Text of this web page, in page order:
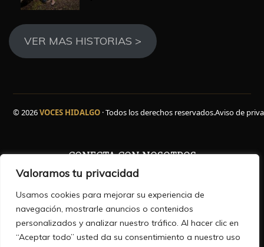
Valoramos tu privacidad
Usamos cookies para mejorar su experiencia de
navegación, mostrarle anuncios o contenidos
personalizados y analizar nuestro tráfico. Al hacer clic en
“Aceptar todo” usted da su consentimiento a nuestro uso
VER MAS HISTORIAS >
© 2026VOCES HIDALGO · Todos los derechos reservados.Aviso de
CONECTA CON NOSOTROS
Facebook
WhatsApp
Instagram
YouTube
TikTok
X